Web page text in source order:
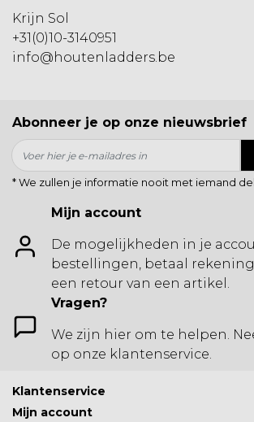
Krijn Sol
+31(0)10-3140951
info@houtenladders.be
Abonneer je op onze nieuwsbrief
* We zullen je informatie nooit met iemand
Mijn account
De mogelijkheden in je
bestellingen, betaal
een retour van een artikel.
Vragen?
We zijn hier om te helpen.
op onze klantenservice.
Klantenservice
Mijn account